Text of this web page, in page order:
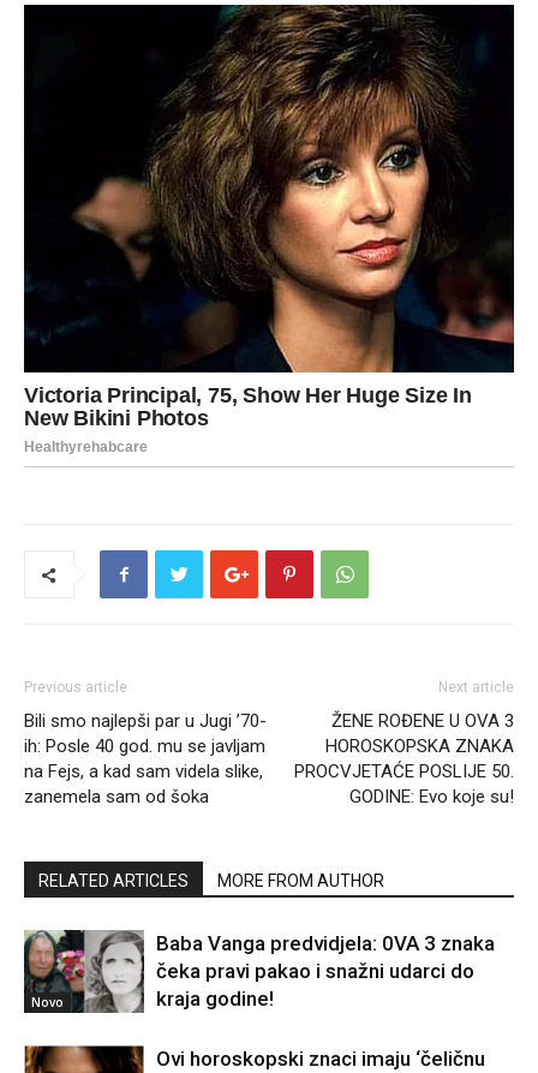
Previous article
Bili smo najlepši par u Jugi ’70-
ih: Posle 40 god. mu se javljam
na Fejs, a kad sam videla slike,
zanemela sam od šoka
Next article
ŽENE ROĐENE U OVA 3
HOROSKOPSKA ZNAKA
PROCVJETAĆE POSLIJE 50.
GODINE: Evo koje su!
RELATED ARTICLES MORE FROM AUTHOR
Novo
Baba Vanga predvidjela: 0VA 3 znaka
čeka pravi pakao i snažni udarci do
kraja godine!
Ovi horoskopski znaci imaju ‘čeličnu